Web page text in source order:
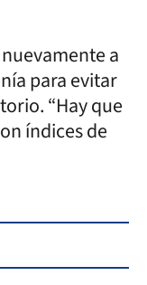
a
para evitar
“Hay que
índices de